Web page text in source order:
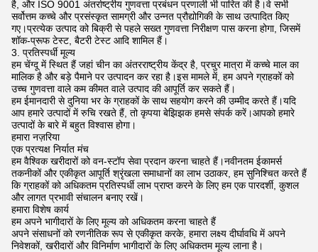
है, और ISO 9001 अंतर्राष्ट्रीय गुणवत्ता प्रबंधन प्रणाली भी पारित की है।वे सभी
सर्वोत्तम कच्चे और प्रसंस्कृत सामग्री और उन्नत प्रौद्योगिकी के साथ उत्पादित किए
गए।प्रत्येक उत्पाद को बिक्री से पहले सख्त गुणवत्ता निरीक्षण पास करना होगा, जिसमें
शॉक-प्रूफ टेस्ट, बैटरी टेस्ट आदि शामिल हैं।
3. प्रतिस्पर्धी मूल्य
हम चेंग्दू में स्थित हैं जहां चीन का अंतरराष्ट्रीय केंद्र है, प्रचुर मात्रा में कच्चे माल का
मालिक है और बड़े पैमाने पर उत्पादन कर रहा है।इस मामले में, हम अपने ग्राहकों को
उच्च गुणवत्ता वाले कम कीमत वाले उत्पाद की आपूर्ति कर सकते हैं।
हम ईमानदारी से दुनिया भर के ग्राहकों के साथ सहयोग करने की उम्मीद करते हैं।यदि
आप हमारे उत्पादों में रुचि रखते हैं, तो कृपया बेझिझक हमसे संपर्क करें।आपको हमारे
उत्पादों के बारे में बहुत विश्वास होगा।
हमारा नज़रिया
एक प्रत्यक्ष निर्यात मंच
हम वैश्विक खरीदारों को वन-स्टॉप सेवा प्रदान करना चाहते हैं।नवीनतम ईकामर्स
तकनीकों और एकीकृत आपूर्ति श्रृंखला समाधानों का लाभ उठाकर, हम सुनिश्चित करते हैं
कि ग्राहकों को अधिकतम प्रतिस्पर्धी लाभ प्राप्त करने के लिए हम एक पारदर्शी, कुशल
और लागत प्रभावी संचालन बनाए रखें।
हमारा विशेष कार्य
हम अपने भागीदारों के लिए मूल्य को अधिकतम करना चाहते हैं
अपने संसाधनों को रणनीतिक रूप से एकीकृत करके, हमारा लक्ष्य दीर्घावधि में अपने
निवेशकों, खरीदारों और विनिर्माण भागीदारों के लिए अधिकतम मूल्य लाना है।